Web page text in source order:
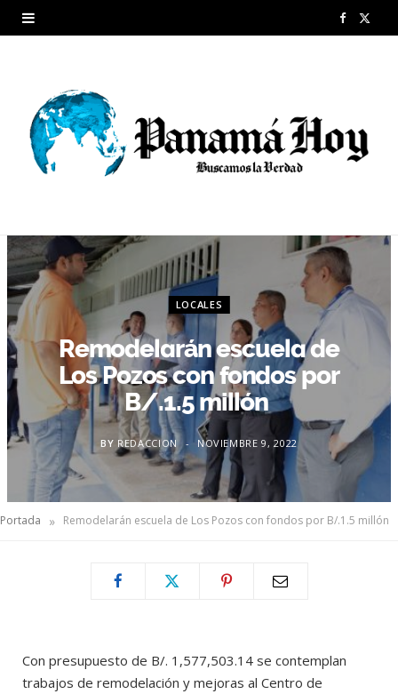
F
b
k
r
LOCALES
Remodelarán escuela de
Los Pozos con fondos por
B/.1.5 millón
BY REDACCION NOVIEMBRE 9, 2022
Portada » Remodelarán escuela de Los Pozos con fondos por B/.1.5 millón
Con presupuesto de B/. 1,577,503.14 se contemplan
trabajos de remodelación y mejoras al Centro de